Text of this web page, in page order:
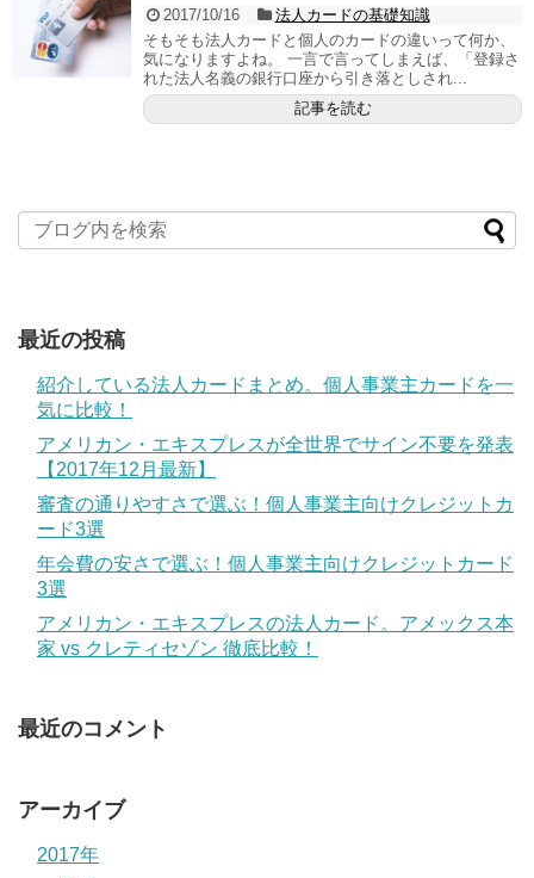
2017/10/16
法人カードの基礎知識
そもそも法人カードと個人のカードの違いって何か、
気になりますよね。 一言で言ってしまえば、「登録さ
れた法人名義の銀行口座から引き落としされ...
記事を読む
最近の投稿
紹介している法人カードまとめ。個人事業主カードを一
気に比較！
アメリカン・エキスプレスが全世界でサイン不要を発表
【2017年12月最新】
審査の通りやすさで選ぶ！個人事業主向けクレジットカ
ード3選
年会費の安さで選ぶ！個人事業主向けクレジットカード
3選
アメリカン・エキスプレスの法人カード。アメックス本
家 vs クレティセゾン 徹底比較！
最近のコメント
アーカイブ
2017年